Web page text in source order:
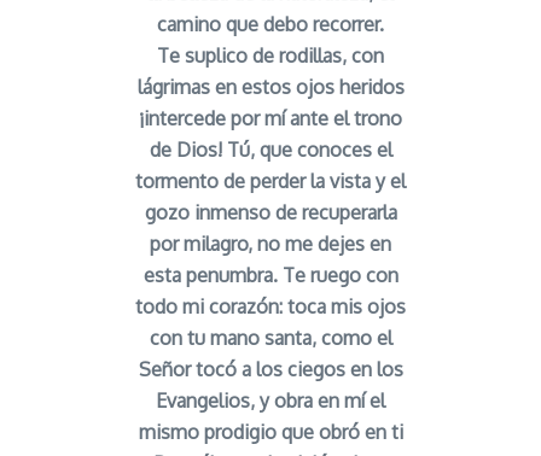
camino que debo recorrer.
Te suplico de rodillas, con
lágrimas en estos ojos heridos
¡intercede por mí ante el trono
de Dios! Tú, que conoces el
tormento de perder la vista y el
gozo inmenso de recuperarla
por milagro, no me dejes en
esta penumbra. Te ruego con
todo mi corazón: toca mis ojos
con tu mano santa, como el
Señor tocó a los ciegos en los
Evangelios, y obra en mí el
mismo prodigio que obró en ti